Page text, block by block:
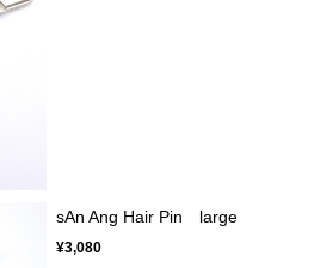
sAn Ang Hair Pin large
¥3,080